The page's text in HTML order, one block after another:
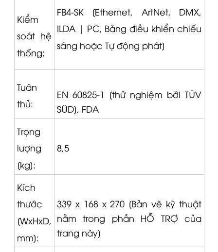
Kiểm
soát hệ
thống:
FB4-SK [Ethernet, ArtNet, DMX,
ILDA | PC, Bảng điều khiển chiếu
sáng hoặc Tự động phát]
Tuân
thủ:
EN 60825-1 [thử nghiệm bởi TÜV
SÜD], FDA
Trọng
lượng
[kg]:
8,5
Kích
thước
[WxHxD,
mm]:
339 x 168 x 270 [Bản vẽ kỹ thuật
nằm trong phần HỖ TRỢ của
trang này]